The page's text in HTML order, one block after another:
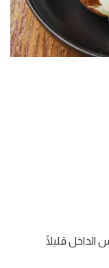
قليلًا